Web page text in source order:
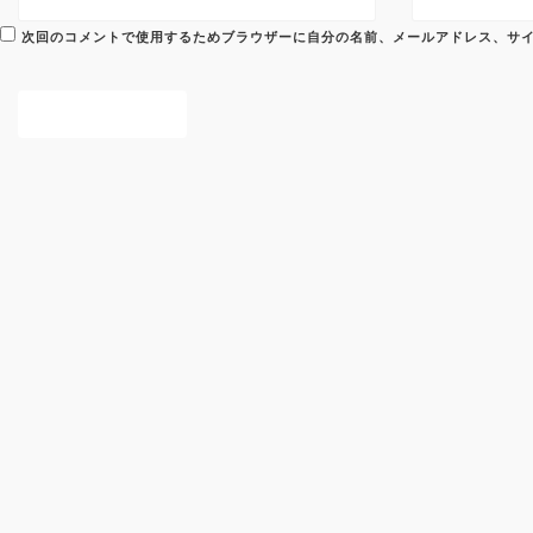
次回のコメントで使用するためブラウザーに自分の名前、メールアドレス、サイ